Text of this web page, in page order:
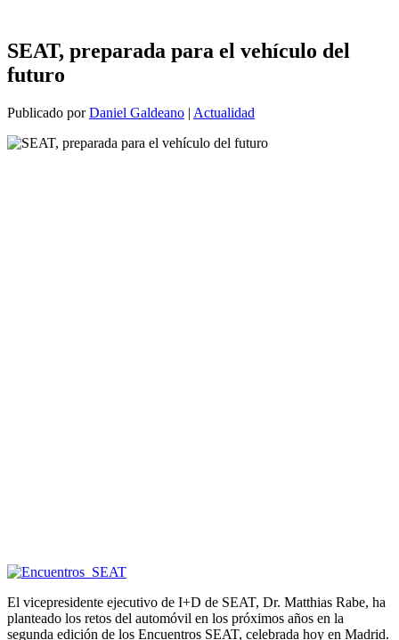
SEAT, preparada para el vehículo del
futuro
Publicado porDaniel Galdeano | Actualidad
El vicepresidente ejecutivo de I+D de SEAT, Dr. Matthias Rabe, ha
planteado los retos del automóvil en los próximos años en la
segunda edición de los Encuentros SEAT, celebrada hoy en Madrid.